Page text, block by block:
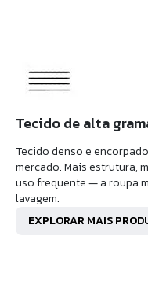
Tecido de alta
Tecido denso e
mercado. Mais estrutura,
uso frequente — a roupa
lavagem.
EXPLORAR MAIS